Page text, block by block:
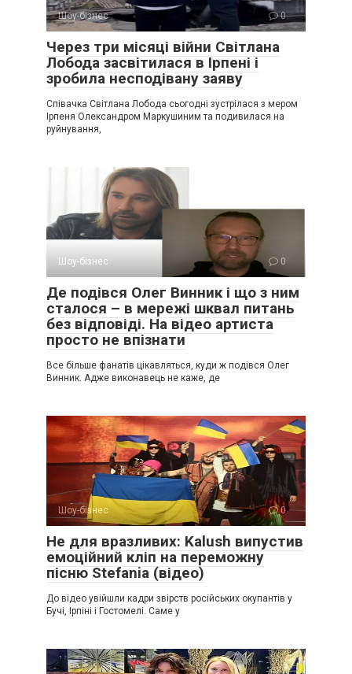
Шоу-бізнес 0
Через три місяці війни Світлана
Лобода засвітилася в Ірпені і
зробила несподівану заяву
Співачка Світлана Лобода сьогодні зустрілася з мером
Ірпеня Олександром Маркушиним та подивилася на
руйнування,
Шоу-бізнес 0
Де подівся Олег Винник і що з ним
сталося – в мережі шквал питань
без відповіді. На відео артиста
просто не впізнати
Все більше фанатів цікавляться, куди ж подівся Олег
Винник. Адже виконавець не каже, де
Шоу-бізнес 0
Не для вразливих: Kalush випустив
емоційний кліп на переможну
пісню Stefania (відео)
До відео увійшли кадри звірств російських окупантів у
Бучі, Ірпіні і Гостомелі. Саме у